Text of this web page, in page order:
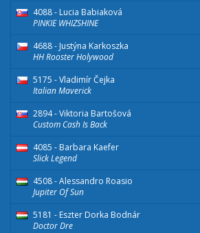
4088 - Lucia Babiaková
PINKIE WHIZSHINE
4688 - Justýna Karkoszka
HH Rooster Holywood
5175 - Vladimír Čejka
Italian Maverick
2894 - Viktoria Bartošová
Custom Cash Is Back
4085 - Barbara Kaefer
Slick Legend
4508 - Alessandro Roasio
Jupiter Of Sun
5181 - Eszter Dorka Bodnár
Doctor Dre